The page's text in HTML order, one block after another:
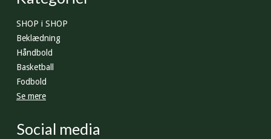
SHOP i SHOP
Beklædning
Håndbold
Basketball
Fodbold
Se mere
Social media